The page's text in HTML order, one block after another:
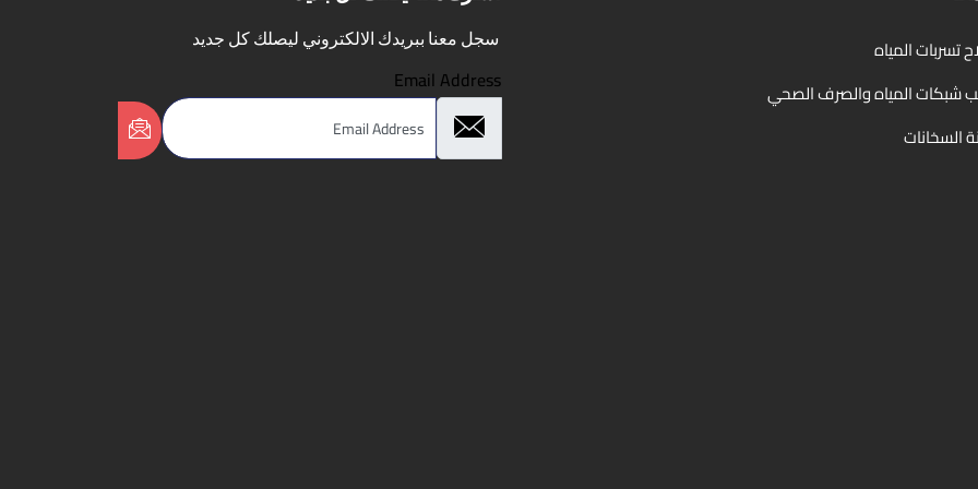
تسربات المياه​
شبكات المياه والصرف الصحي​
السخانات​
سجل معنا ببريدك الالكتروني ليصلك كل جديد
Email Address